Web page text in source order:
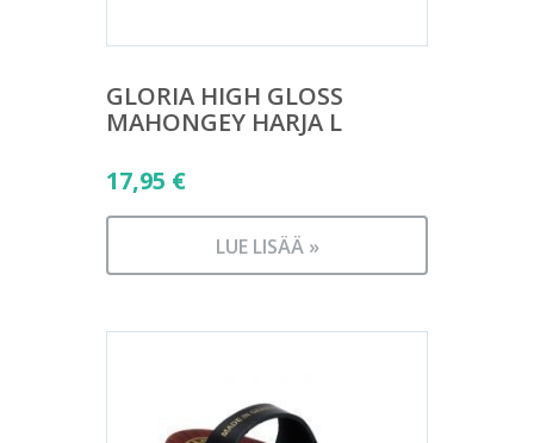
GLORIA HIGH GLOSS
MAHONGEY HARJA L
17,95 €
LUE LISÄÄ »